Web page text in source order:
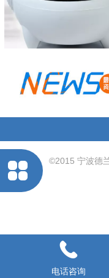
©2015 宁波德
电话咨询